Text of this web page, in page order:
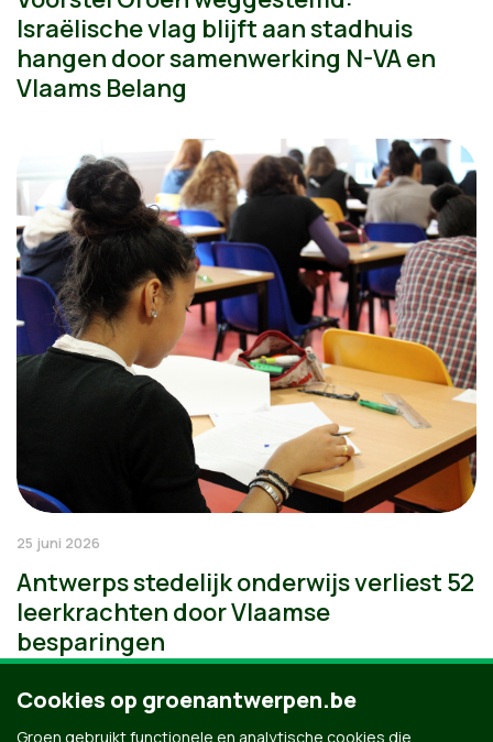
Israëlische vlag blijft aan stadhuis
hangen door samenwerking N-VA en
Vlaams Belang
25 juni 2026
Antwerps stedelijk onderwijs verliest 52
leerkrachten door Vlaamse
besparingen
Cookies op groenantwerpen.be
Groen gebruikt functionele en analytische cookies die